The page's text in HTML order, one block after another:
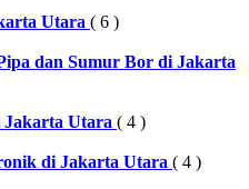
Utara ( 6 )
dan Sumur Bor di Jakarta
Jakarta Utara ( 4 )
di Jakarta Utara ( 4 )